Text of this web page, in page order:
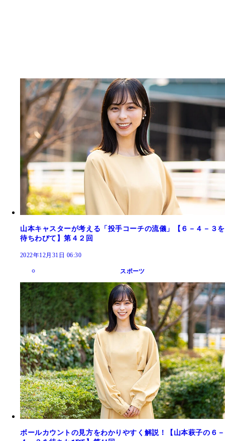
山本キャスターが考える「投手コーチの流儀」【６－４－３を
待ちわびて】第４２回
2022年12月31日 06:30
スポーツ
ボールカウントの見方をわかりやすく解説！【山本萩子の６－